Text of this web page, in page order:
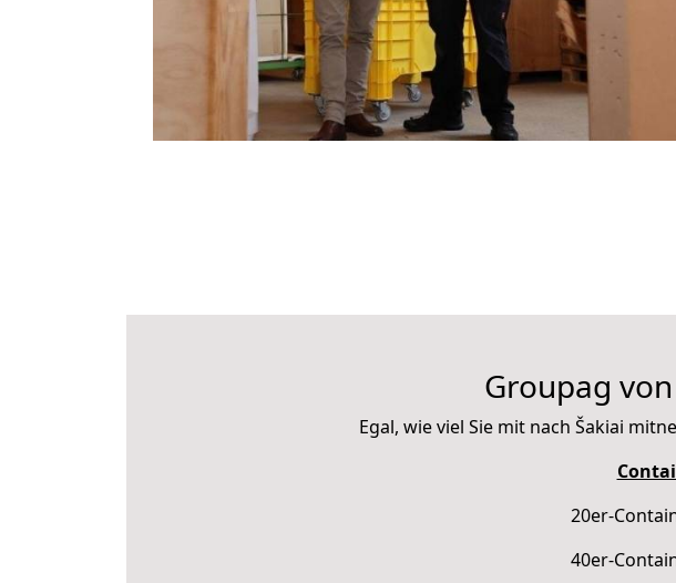
Groupag
Egal, wie viel Sie mit nach Šakiai
20er-
40er-